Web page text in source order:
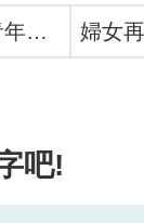
支援青年就業計畫
吧!